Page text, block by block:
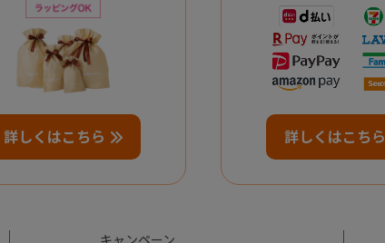
詳しくはこちら 詳しくはこちら
キャンペーン